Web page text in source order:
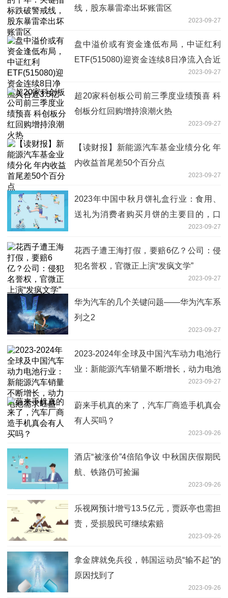
线，股东暴雷牵出坏账雷区
2023-09-27
盘中溢价或有资金逢低布局，中证红利
ETF(515080)迎资金连续8日净流入合近
2023-09-27
超20家科创板公司前三季度业绩预喜 科
创板分红回购增持浪潮火热
2023-09-27
【读财报】新能源汽车基金业绩分化 年
内收益首尾差50个百分点
2023-09-27
2023年中国中秋月饼礼盒行业：食用、
送礼为消费者购买月饼的主要目的，口
2023-09-27
花西子遭王海打假，要赔6亿？公司：侵
犯名誉权，官微正上演“发疯文学”
2023-09-27
华为汽车的几个关键问题——华为汽车系
列之2
2023-09-27
2023-2024年全球及中国汽车动力电池行
业：新能源汽车销量不断增长，动力电池
2023-09-27
蔚来手机真的来了，汽车厂商造手机真会
有人买吗？
2023-09-26
酒店“被涨价”4倍陷争议 中秋国庆假期民
航、铁路仍可捡漏
2023-09-26
乐视网预计增亏13.5亿元，贾跃亭也需担
责，受损股民可继续索赔
2023-09-26
拿金牌就免兵役，韩国运动员“输不起”的
原因找到了
2023-09-26